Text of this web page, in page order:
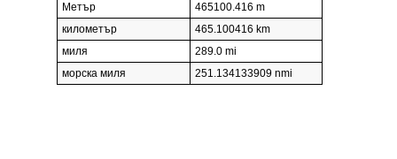
Метър
465100.416 m
километър
465.100416 km
миля
289.0 mi
морска миля
251.134133909 nmi